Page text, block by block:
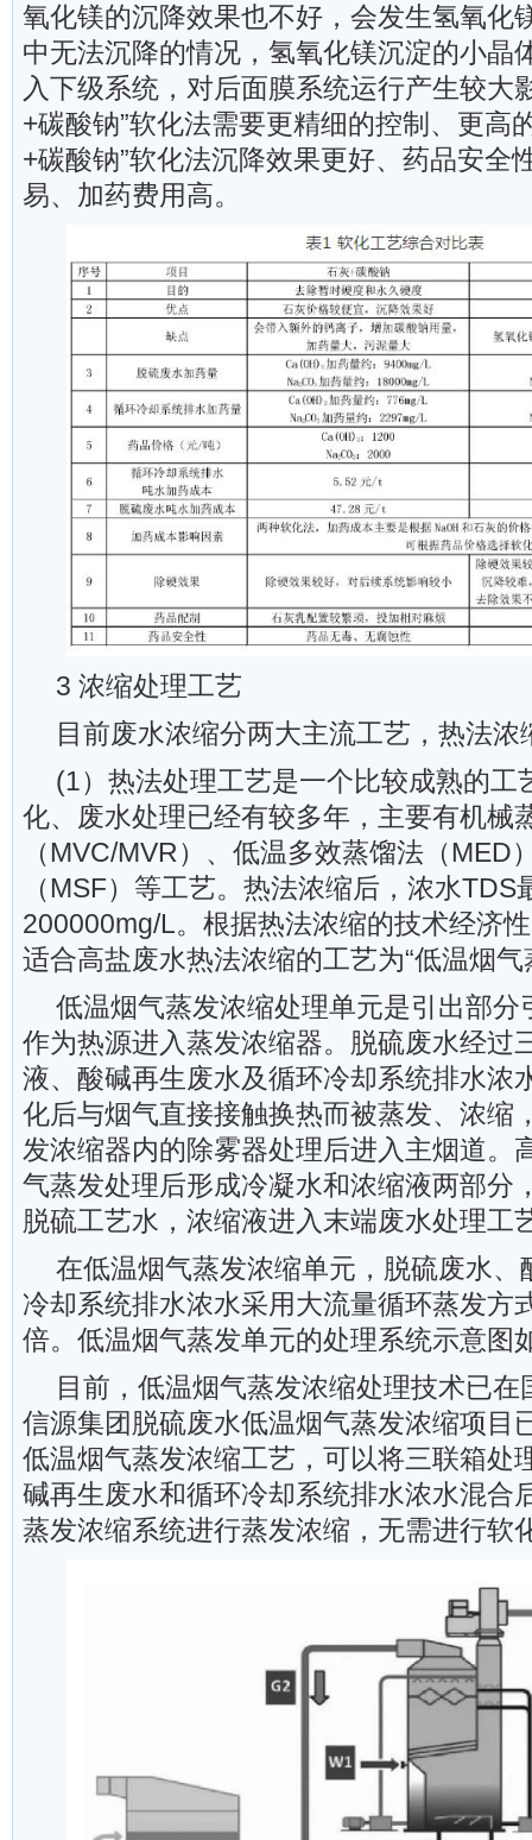
氧化镁的沉降效果也不好，会发生氢氧化
中无法沉降的情况，氢氧化镁沉淀的小晶
入下级系统，对后面膜系统运行产生较大
+碳酸钠”软化法需要更精细的控制、更高
+碳酸钠”软化法沉降效果更好、药品安全
易、加药费用高。
3 浓缩处理工艺
目前废水浓缩分两大主流工艺，热法浓
(1）热法处理工艺是一个比较成熟的工
化、废水处理已经有较多年，主要有机械
（MVC/MVR）、低温多效蒸馏法（MED
（MSF）等工艺。热法浓缩后，浓水TDS
200000mg/L。根据热法浓缩的技术经济
适合高盐废水热法浓缩的工艺为“低温烟气
低温烟气蒸发浓缩处理单元是引出部分
作为热源进入蒸发浓缩器。脱硫废水经过
液、酸碱再生废水及循环冷却系统排水浓
化后与烟气直接接触换热而被蒸发、浓缩
发浓缩器内的除雾器处理后进入主烟道。
气蒸发处理后形成冷凝水和浓缩液两部分
脱硫工艺水，浓缩液进入末端废水处理工
在低温烟气蒸发浓缩单元，脱硫废水、
冷却系统排水浓水采用大流量循环蒸发方
倍。低温烟气蒸发单元的处理系统示意图
目前，低温烟气蒸发浓缩处理技术已
信源集团脱硫废水低温烟气蒸发浓缩项目
低温烟气蒸发浓缩工艺，可以将三联箱处
碱再生废水和循环冷却系统排水浓水混合
蒸发浓缩系统进行蒸发浓缩，无需进行软